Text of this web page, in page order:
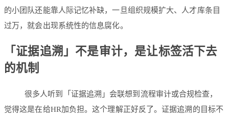
的小团队还能靠人际记忆补缺，一旦组织规模扩大、人才库条目
过万，就会出现系统性的信息腐化。
「证据追溯」不是审计，是让标签活下去
的机制
很多人听到「证据追溯」会联想到流程审计或合规检查，
觉得这是在给HR加负担。这个理解正好反了。证据追溯的目标不